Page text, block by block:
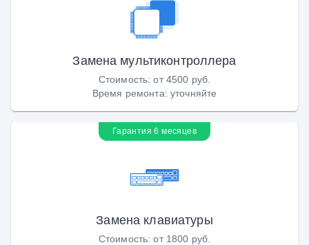
Замена мультиконтроллера
Стоимость:от 4500 руб.
Время ремонта: уточняйте
Гарантия 6 месяцев
Замена клавиатуры
Стоимость:от 1800 руб.